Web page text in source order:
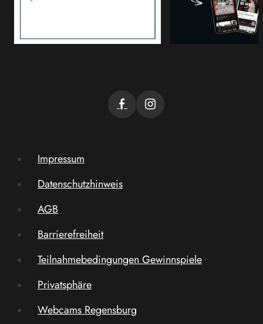
Impressum
Datenschutzhinweis
AGB
Barrierefreiheit
Teilnahmebedingungen Gewinnspiele
Privatsphäre
Webcams Regensburg